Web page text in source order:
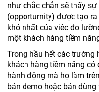
như chắc chắn sẽ thấy
(opporturnity) được tạo ra
khó nhất của việc đo
một khách hàng tiềm
Trong hầu hết các trường
khách hàng tiềm năng
hành động mà họ làm
bản demo hoặc bản